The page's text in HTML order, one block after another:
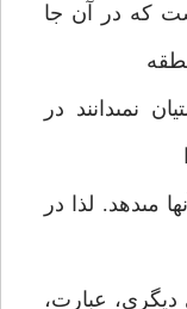
كه در آن جا
نمى‏دانند در
مى‏دهد. لذا در
عبارت،